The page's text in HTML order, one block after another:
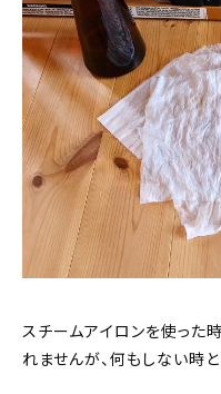
スチームアイロンを使った
れませんが、何もしない時